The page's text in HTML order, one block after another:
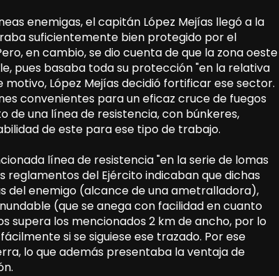
enemigas, el capitán López Mejías llegó a la
suficientemente bien protegido por el
en cambio, se dio cuenta de que la zona oeste
pues basaba toda su protección "en la relativa
López Mejías decidió fortificar ese sector.
convenientes para un eficaz cruce de fuegos
de una línea de resistencia, con búnkeres,
de este para ese tipo de trabajo.
línea de resistencia "en la serie de lomas
reglamentos del Ejército indicaban que dichas
del enemigo (alcance de una ametralladora),
(que se anega con facilidad en cuanto
supera los mencionados 2 km de ancho, por lo
si se siguiese ese trazado. Por ese
lo que además presentaba la ventaja de